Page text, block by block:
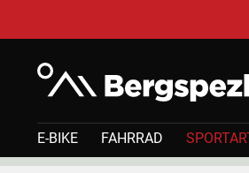
E-BIKE FAHRRAD